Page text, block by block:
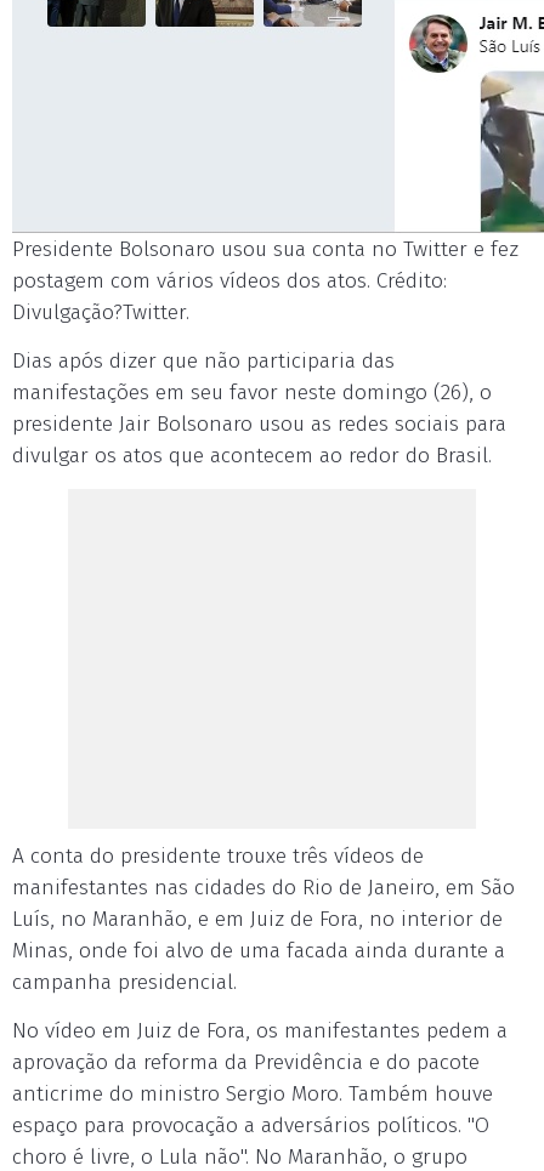
Presidente Bolsonaro usou sua conta no Twitter e fez
postagem com vários vídeos dos atos. Crédito:
Divulgação?Twitter.
Dias após dizer que não participaria das
manifestações em seu favor neste domingo (26), o
presidente Jair Bolsonaro usou as redes sociais para
divulgar os atos que acontecem ao redor do Brasil.
A conta do presidente trouxe três vídeos de
manifestantes nas cidades do Rio de Janeiro, em São
Luís, no Maranhão, e em Juiz de Fora, no interior de
Minas, onde foi alvo de uma facada ainda durante a
campanha presidencial.
No vídeo em Juiz de Fora, os manifestantes pedem a
aprovação da reforma da Previdência e do pacote
anticrime do ministro Sergio Moro. Também houve
espaço para provocação a adversários políticos. "O
choro é livre, o Lula não". No Maranhão, o grupo